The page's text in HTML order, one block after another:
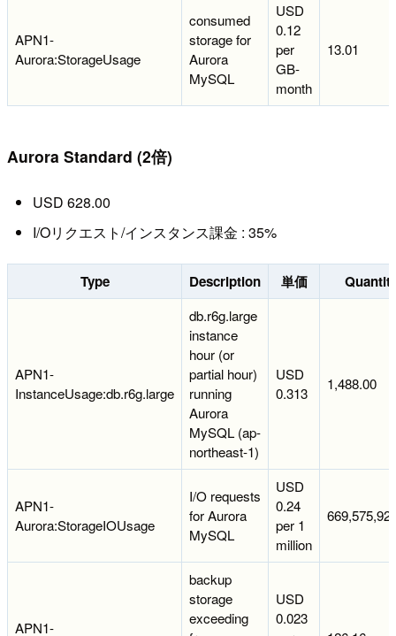
APN1-
Aurora:StorageUsage
consumed
storage for
Aurora
MySQL
USD
0.12
per
GB-
month
13.01
Aurora Standard (2倍)
USD 628.00
I/Oリクエスト/インスタンス課金 : 35%
Type Description 単価
APN1-
InstanceUsage:db.r6g.large
db.r6g.large
instance
hour (or
partial hour)
running
Aurora
MySQL (ap-
northeast-1)
USD
0.313
1,488.00
APN1-
Aurora:StorageIOUsage
I/O requests
for Aurora
MySQL
USD
0.24
per 1
million
APN1-
backup
storage
exceeding
USD
0.023